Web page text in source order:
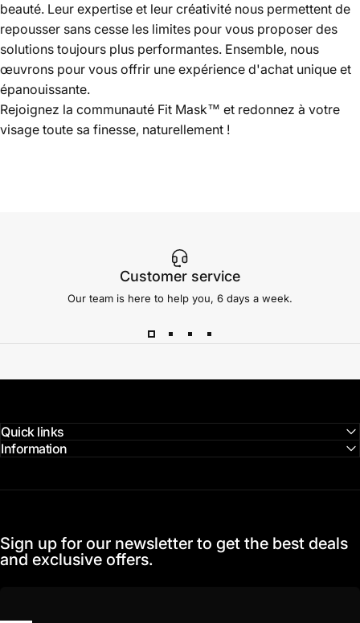
beauté. Leur expertise et leur créativité nous permettent de
repousser sans cesse les limites pour vous proposer des
solutions toujours plus performantes. Ensemble, nous
œuvrons pour vous offrir une expérience d'achat unique et
épanouissante.
Rejoignez la communauté Fit Mask™ et redonnez à votre
visage toute sa finesse, naturellement !
Customer service
Our team is here to help you, 6 days a week.
Quick links
Information
Sign up for our newsletter to get the best deals
and exclusive offers.